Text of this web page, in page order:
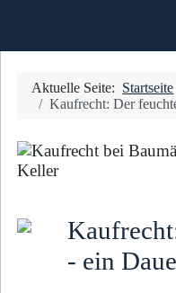
Aktuelle Seite: Startseite
Kaufrecht: Der
- ein